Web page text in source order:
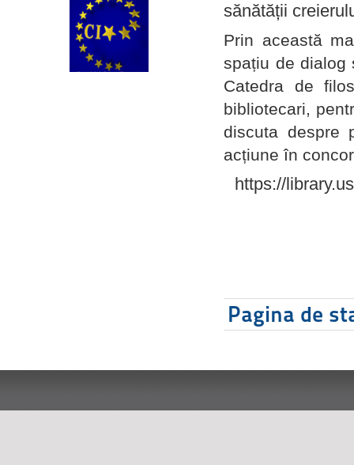
sănătății
Prin această
spațiu de dialog
Catedra de
bibliotecari,
discuta despre
acțiune în
https://
Pagina de